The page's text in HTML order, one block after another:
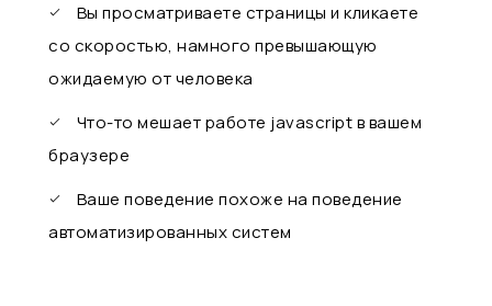
Вы просматриваете страницы и кликаете
со скоростью, намного превышающую
ожидаемую от человека
Что-то мешает работе javascript в вашем
браузере
Ваше поведение похоже на поведение
автоматизированных систем